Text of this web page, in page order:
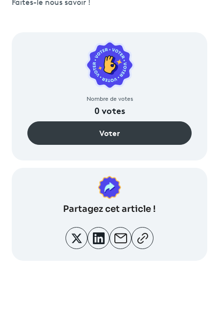
Faites-le nous savoir !
Nombre de votes
0votes
Voter
Partagezcet article !